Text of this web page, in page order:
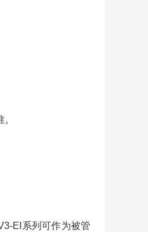
EI系列可作为被管